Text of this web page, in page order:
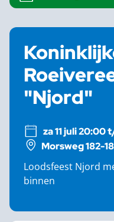
"Njord"
za 11 juli 20:00
Morsweg 182-
Loodsfeest Njord
binnen